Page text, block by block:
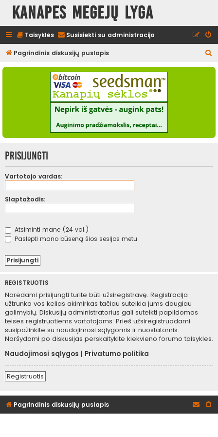
Kanapės mėgėjų lyga
Taisyklės Susisiekti su administracija
Pagrindinis diskusijų puslapis
e
Prisijungti
Vartotojo vardas:
Slaptažodis:
Atsiminti mane (24 val.)
Paslėpti mano būseną šios sesijos metu
REGISTRUOTIS
Norėdami prisijungti turite būti užsiregistravę. Registracija
užtrunka vos kelias akimirkas tačiau suteikia jums daugiau
galimybių. Diskusijų administratorius gali suteikti papildomas
teises registruotiems vartotojams. Prieš užsiregistruodami
susipažinkite su naudojimosi sąlygomis ir nuostatomis.
Naršydami po diskusijas perskaitykite kiekvieno forumo taisykles.
Naudojimosi sąlygos
Privatumo politika
Registruotis
Pagrindinis diskusijų puslapis